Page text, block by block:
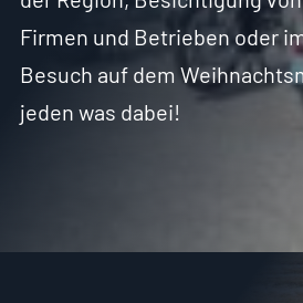
Firmen und Betrieben oder
Besuch auf dem
jeden was dabei!